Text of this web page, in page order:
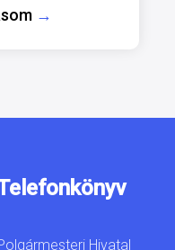
→
Hivatal